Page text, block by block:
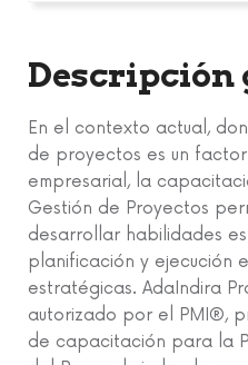
Descripción
En el contexto actual,
de proyectos es un
empresarial, la
Gestión de Proyectos
desarrollar habilidades
planificación y ejecución
estratégicas. AdaIndira
autorizado por el PMI®,
de capacitación para la